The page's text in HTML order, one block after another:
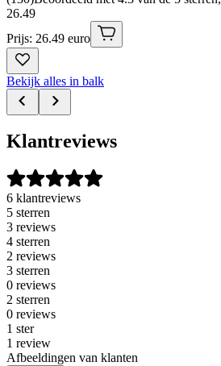
26.49
Prijs: 26.49 euro
Bekijk alles in balk
Klantreviews
6 klantreviews
5 sterren
3 reviews
4 sterren
2 reviews
3 sterren
0 reviews
2 sterren
0 reviews
1 ster
1 review
Afbeeldingen van klanten